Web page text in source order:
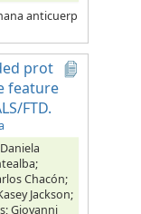
anticuerp
prot
feature
FTD.
Chacón;
Jackson;
Giovanni